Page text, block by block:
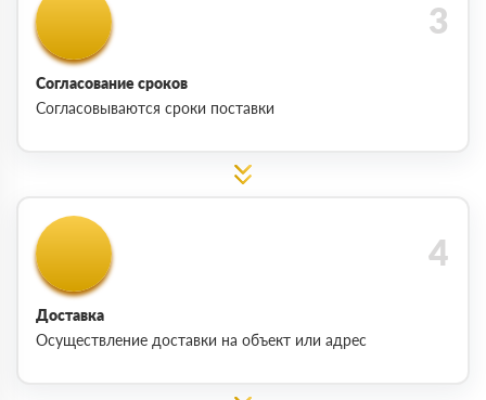
Согласование сроков
Согласовываются сроки поставки
Доставка
Осуществление доставки на объект или адрес